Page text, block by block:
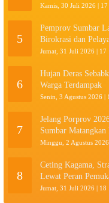
Kamis, 30 Juli 2026 | 17
5
Pemprov Sumbar
Birokrasi dan
Jumat, 31 Juli 2026 | 17
6
Hujan Deras
Warga Terdampak
Senin, 3 Agustus 2026 |
7
Jelang Porprov
Sumbar Matangkan
Minggu, 2 Agustus
8
Ceting Kagama,
Lewat Peran
Jumat, 31 Juli 2026 | 18